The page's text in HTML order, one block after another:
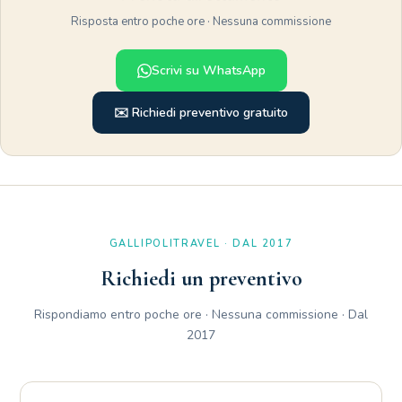
Risposta entro poche ore · Nessuna commissione
Scrivi su WhatsApp
✉️ Richiedi preventivo gratuito
GALLIPOLITRAVEL · DAL 2017
Richiedi un preventivo
Rispondiamo entro poche ore · Nessuna commissione · Dal
2017